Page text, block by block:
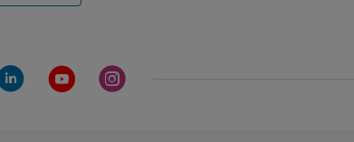
Facebook de Allianz
la page Twitter de Allianz
Aller sur la page Linkedin de Allianz
Aller sur la page Youtube de Allianz
Aller sur la page Instagram de Allianz